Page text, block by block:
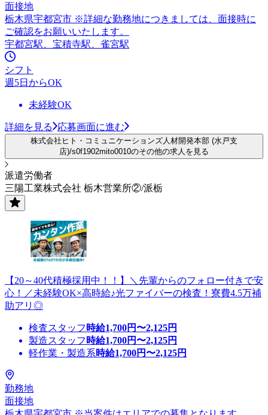
面接地
栃木県宇都宮市 ※詳細な勤務地につきましては、面接時に
ご確認をお願いいたします。
宇都宮駅、宝積寺駅、雀宮駅
シフト
週5日からOK
未経験OK
詳細を見る 応募画面に進む
株式会社ヒト・コミュニケーションズ人材開発本部 (水戸支
店)/s0f1902mito0010のその他の求人を見る
派遣労働者
三陽工業株式会社 栃木営業所②/派栃
【20～40代積極採用中！！】＼先輩からのフォロー付きで安
心！／未経験OK×高時給♪光ファイバーの検査！寮費4.5万補
助アリ◎
検査スタッフ 時給1,700円〜2,125円
製造スタッフ 時給1,700円〜2,125円
軽作業・製造系時給1,700円〜2,125円
勤務地
面接地